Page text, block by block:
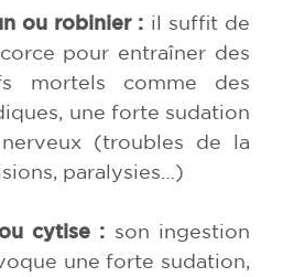
ou robinier : il suffit de
pour entraîner des
mortels comme des
une forte sudation
(troubles de la
paralysies…)
cytise : son ingestion
une forte sudation,